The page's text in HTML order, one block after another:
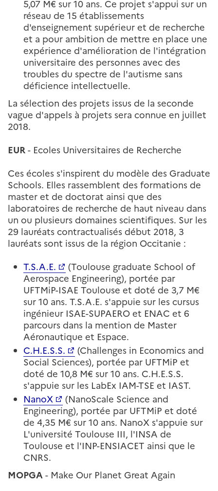
5,07 M€ sur 10 ans. Ce projet s'appui sur un
réseau de 15 établissements
d'enseignement supérieur et de recherche
et a pour ambition de mettre en place une
expérience d'amélioration de l'intégration
universitaire des personnes avec des
troubles du spectre de l'autisme sans
déficience intellectuelle.
La sélection des projets issus de la seconde
vague d'appels à projets sera connue en juillet
2018.
EUR- Ecoles Universitaires de Recherche
Ces écoles s'inspirent du modèle des Graduate
Schools. Elles rassemblent des formations de
master et de doctorat ainsi que des
laboratoires de recherche de haut niveau dans
un ou plusieurs domaines scientifiques. Sur les
29 lauréats contractualisés début 2018, 3
lauréats sont issus de la région Occitanie :
T.S.A.E.
(Toulouse graduate School of
Aerospace Engineering), portée par
UFTMiP-ISAE Toulouse et doté de 3,7 M€
sur 10 ans. T.S.A.E. s'appuie sur les cursus
ingénieur ISAE-SUPAERO et ENAC et 6
parcours dans la mention de Master
Aéronautique et Espace.
C.H.E.S.S.
(Challenges in Economics and
Social Sciences), portée par UFTMiP et
doté de 10,8 M€ sur 10 ans. C.H.E.S.S.
s'appuie sur les LabEx IAM-TSE et IAST.
NanoX
(NanoScale Science and
Engineering), portée par UFTMiP et doté
de 4,35 M€ sur 10 ans. NanoX s'appuie sur
L'université Toulouse III, l'INSA de
Toulouse et l'INP-ENSIACET ainsi que le
CNRS.
MOPGA- Make Our Planet Great Again